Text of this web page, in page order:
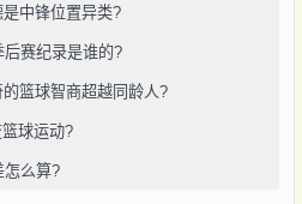
是中锋位置异类?
后赛纪录是谁的?
的篮球智商超越同龄人?
篮球运动?
怎么算?